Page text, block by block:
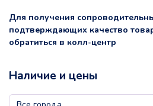
Для получения
подтверждающих качество
обратиться в колл-центр
Наличие и цены